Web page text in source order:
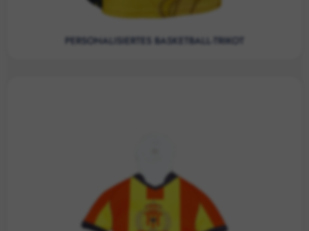
PERSONALISIERTES BASKETBALL-TRIKOT